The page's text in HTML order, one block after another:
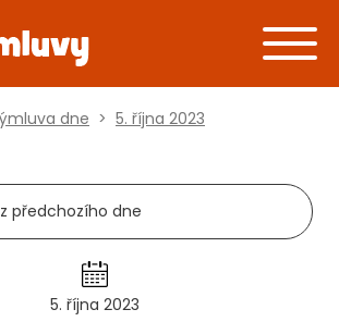
dne > 5. října 2023
předchozího dne
5. října 2023